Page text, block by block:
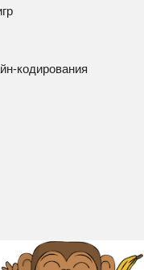
кодирования